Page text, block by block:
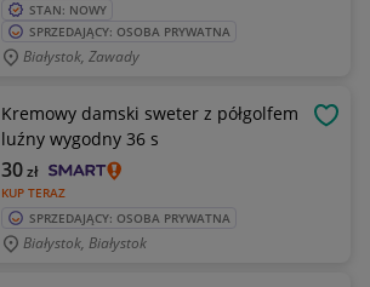
STAN: NOWY
SPRZEDAJĄCY: OSOBA PRYWATNA
Białystok, Zawady
Kremowy damski sweter z półgolfem
luźny wygodny 36 s
KUP TERAZ
30zł
SPRZEDAJĄCY: OSOBA PRYWATNA
Białystok, Białystok